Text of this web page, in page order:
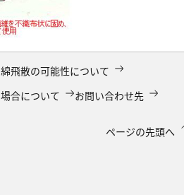
飛散の可能性について
合について
お問い合わせ先
ページの先頭へ